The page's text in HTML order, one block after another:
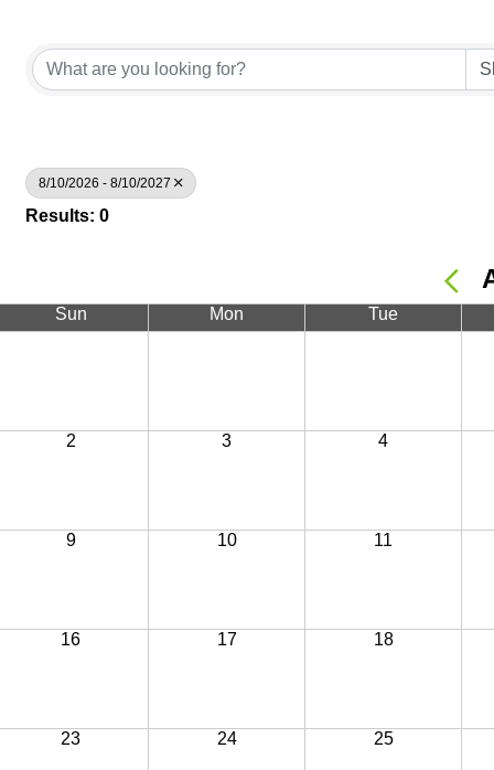
8/10/2026 - 8/10/2027
Results: 0
Sun Mon Tue
2 3 4
9 10 11
16 17 18
23 24 25